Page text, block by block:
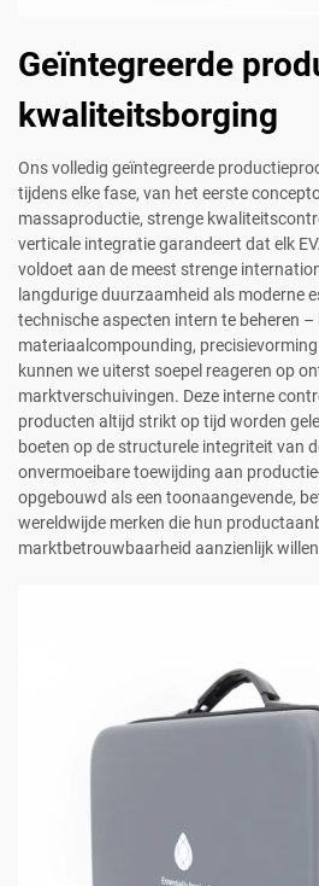
Geïntegreerde
kwaliteitsborging
Ons volledig geïntegreerde
tijdens elke fase, van het eerste
massaproductie, strenge
verticale integratie garandeert dat elk
voldoet aan de meest strenge
langdurige duurzaamheid als moderne
technische aspecten intern te beheren –
materiaalcompounding,
kunnen we uiterst soepel reageren op
marktverschuivingen. Deze interne
producten altijd strikt op tijd worden
boeten op de structurele integriteit van
onvermoeibare toewijding aan
opgebouwd als een toonaangevende,
wereldwijde merken die hun
marktbetrouwbaarheid aanzienlijk